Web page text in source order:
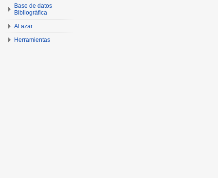
Base de datos
Bibliográfica
Al azar
Herramientas